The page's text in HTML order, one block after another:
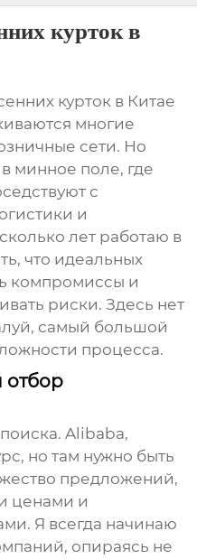
курток в
курток в Китае
многие
сети. Но
минное поле, где
с
и
лет работаю в
что идеальных
компромиссы и
риски. Здесь нет
самый большой
процесса.
отбор
Alibaba,
но там нужно быть
предложений,
ценами и
Я всегда начинаю
опираясь не